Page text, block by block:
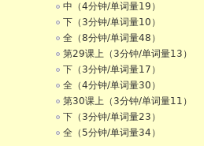
中（4分钟/单词量19）
下（3分钟/单词量10）
全（8分钟/单词量48）
第29课上（3分钟/单词量13）
下（3分钟/单词量17）
全（4分钟/单词量30）
第30课上（3分钟/单词量11）
下（3分钟/单词量23）
全（5分钟/单词量34）